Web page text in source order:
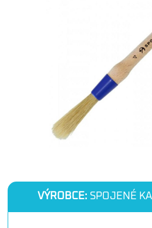
VÝROBCE: SPOJENÉ